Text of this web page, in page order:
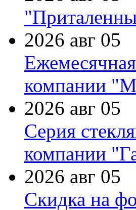
2026 авг 05
компании
2026 авг 05
Серия
компании
2026 авг 05
Скидка на